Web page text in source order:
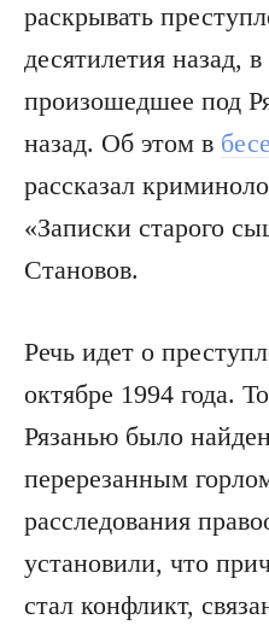
раскрывать
десятилетия назад,
произошедшее под
назад. Об этом в
рассказал
«Записки старого
Становов.
Речь идет о
октябре 1994 года.
Рязанью было
перерезанным
расследования
установили, что
стал конфликт,